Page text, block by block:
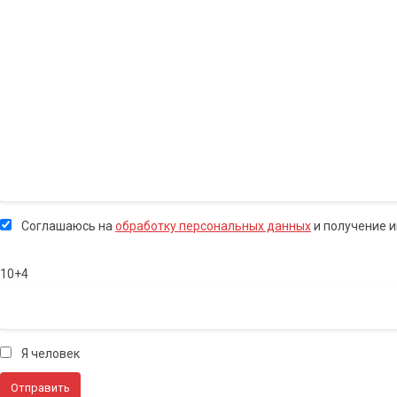
Соглашаюсь на обработку персональных данныхи получение
10+4
Я человек